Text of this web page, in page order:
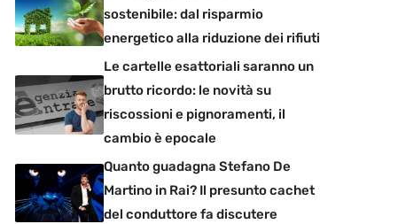
sostenibile: dal risparmio
energetico alla riduzione dei rifiuti
Le cartelle esattoriali saranno un
brutto ricordo: le novità su
riscossioni e pignoramenti, il
cambio è epocale
Quanto guadagna Stefano De
Martino in Rai? Il presunto cachet
del conduttore fa discutere